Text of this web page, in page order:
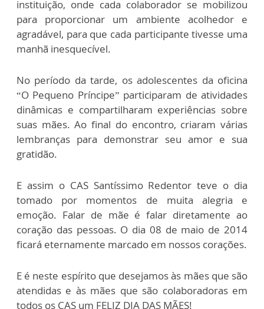
instituição, onde cada colaborador se mobilizou
para proporcionar um ambiente acolhedor e
agradável, para que cada participante tivesse uma
manhã inesquecível.
No período da tarde, os adolescentes da oficina
“O Pequeno Príncipe” participaram de atividades
dinâmicas e compartilharam experiências sobre
suas mães. Ao final do encontro, criaram várias
lembranças para demonstrar seu amor e sua
gratidão.
E assim o CAS Santíssimo Redentor teve o dia
tomado por momentos de muita alegria e
emoção. Falar de mãe é falar diretamente ao
coração das pessoas. O dia 08 de maio de 2014
ficará eternamente marcado em nossos corações.
E é neste espírito que desejamos às mães que são
atendidas e às mães que são colaboradoras em
todos os CAS um FELIZ DIA DAS MÃES!